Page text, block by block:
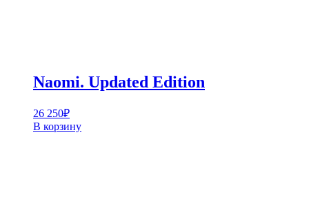
Naomi. Updated Edition
26 250₽
В корзину